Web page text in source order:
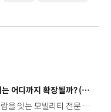
피지컬 AI가 바꿀 미래는 어디까지 확장될까? (with 카이스트 김대식 교수) | 현대진행형 팟캐스트 EP. 22
세상을 바꿀 기술과 사람을 잇는 모빌리티 전문 팟캐스트, 현대진행형. 🔊과학커뮤니케이터 이독실, 여도은 앵커‬,그리고 카이스트 김대식 교수와 함께했습니다. 이제는 AI가 물건을 옮기고, 사람을 돕고, 함께 일하는 시대! 스물두 번째 에피소드에서는 몸을 가진 AI, ‘피지컬 AI’를 주제로휴머노이드가 사람을 닮은 이유부터 산업과 일상에 가져올 변화,그리고 현대자동차그룹이 준비하는 피지컬 AI의 미래까지 이야기합니다. 화면 밖을 나와 몸을 갖게 된 AI, 우리의 일상은 어떻게 달라질까요?현대진행형 22편에서 확인해 보세요. 현대진행형 팟빵 ▶현대진행형 애플 팟캐스트 ▶현대진행형 스포티파이 ▶ 00:00 하이라이트00:37 출연진 소개01:00 몸을 가진 AI, 피지컬 AI란?01:31 10년 만에 달라진 휴머노이드 기술02:42 도구로 능력을 확장해 온 인간04:51 인간의 의지까지 확장하는 AI05:30 휴머노이드는 왜 사람을 닮았을까?07:18 휴머노이드 개발에 남은 가장 큰 과제07:31 인간의 손과 다른 아틀라스의 손08:36 피지컬 AI가 가장 먼저 필요한 분야09:32 AI 시대, 노동의 의미는 달라질까?12:13 아직 1%도 시작하지 않은 피지컬 AI16:28 현대자동차그룹이 준비해 온 피지컬 AI17:31 미래 모빌리티는 어떤 모습일까?19:14 현대자동차그룹이 가진 풀스택 경쟁력20:10 피지컬 AI의 성능을 결정하는 모션 데이터22:49 휴머노이드와 함께 일하는 시대23:51 클로징 *본 영상에 포함된 참여자의 의견은 현대자동차그룹의 공식 입장과 다를 수 있습니다. #현대자동차그룹 #현대진행형 #모빌리티팟캐스트 #피지컬AI #휴머노이드 #보스턴다이나믹스 #아틀라스 #미래모빌리티 #모빌리티 #팟캐스트